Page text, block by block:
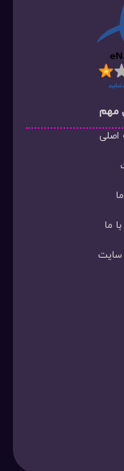
مهم
ما